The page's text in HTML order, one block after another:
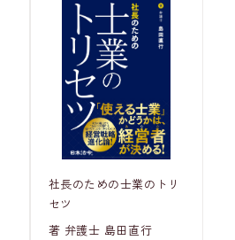
社長のための士業のトリ
セツ
著 弁護士 島田直行